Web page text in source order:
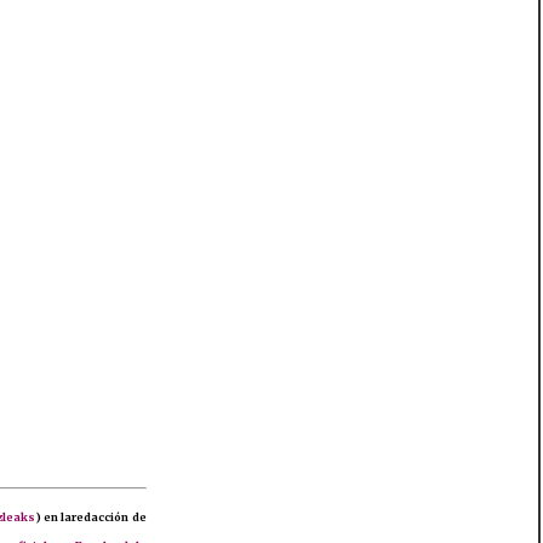
) en laredacción de